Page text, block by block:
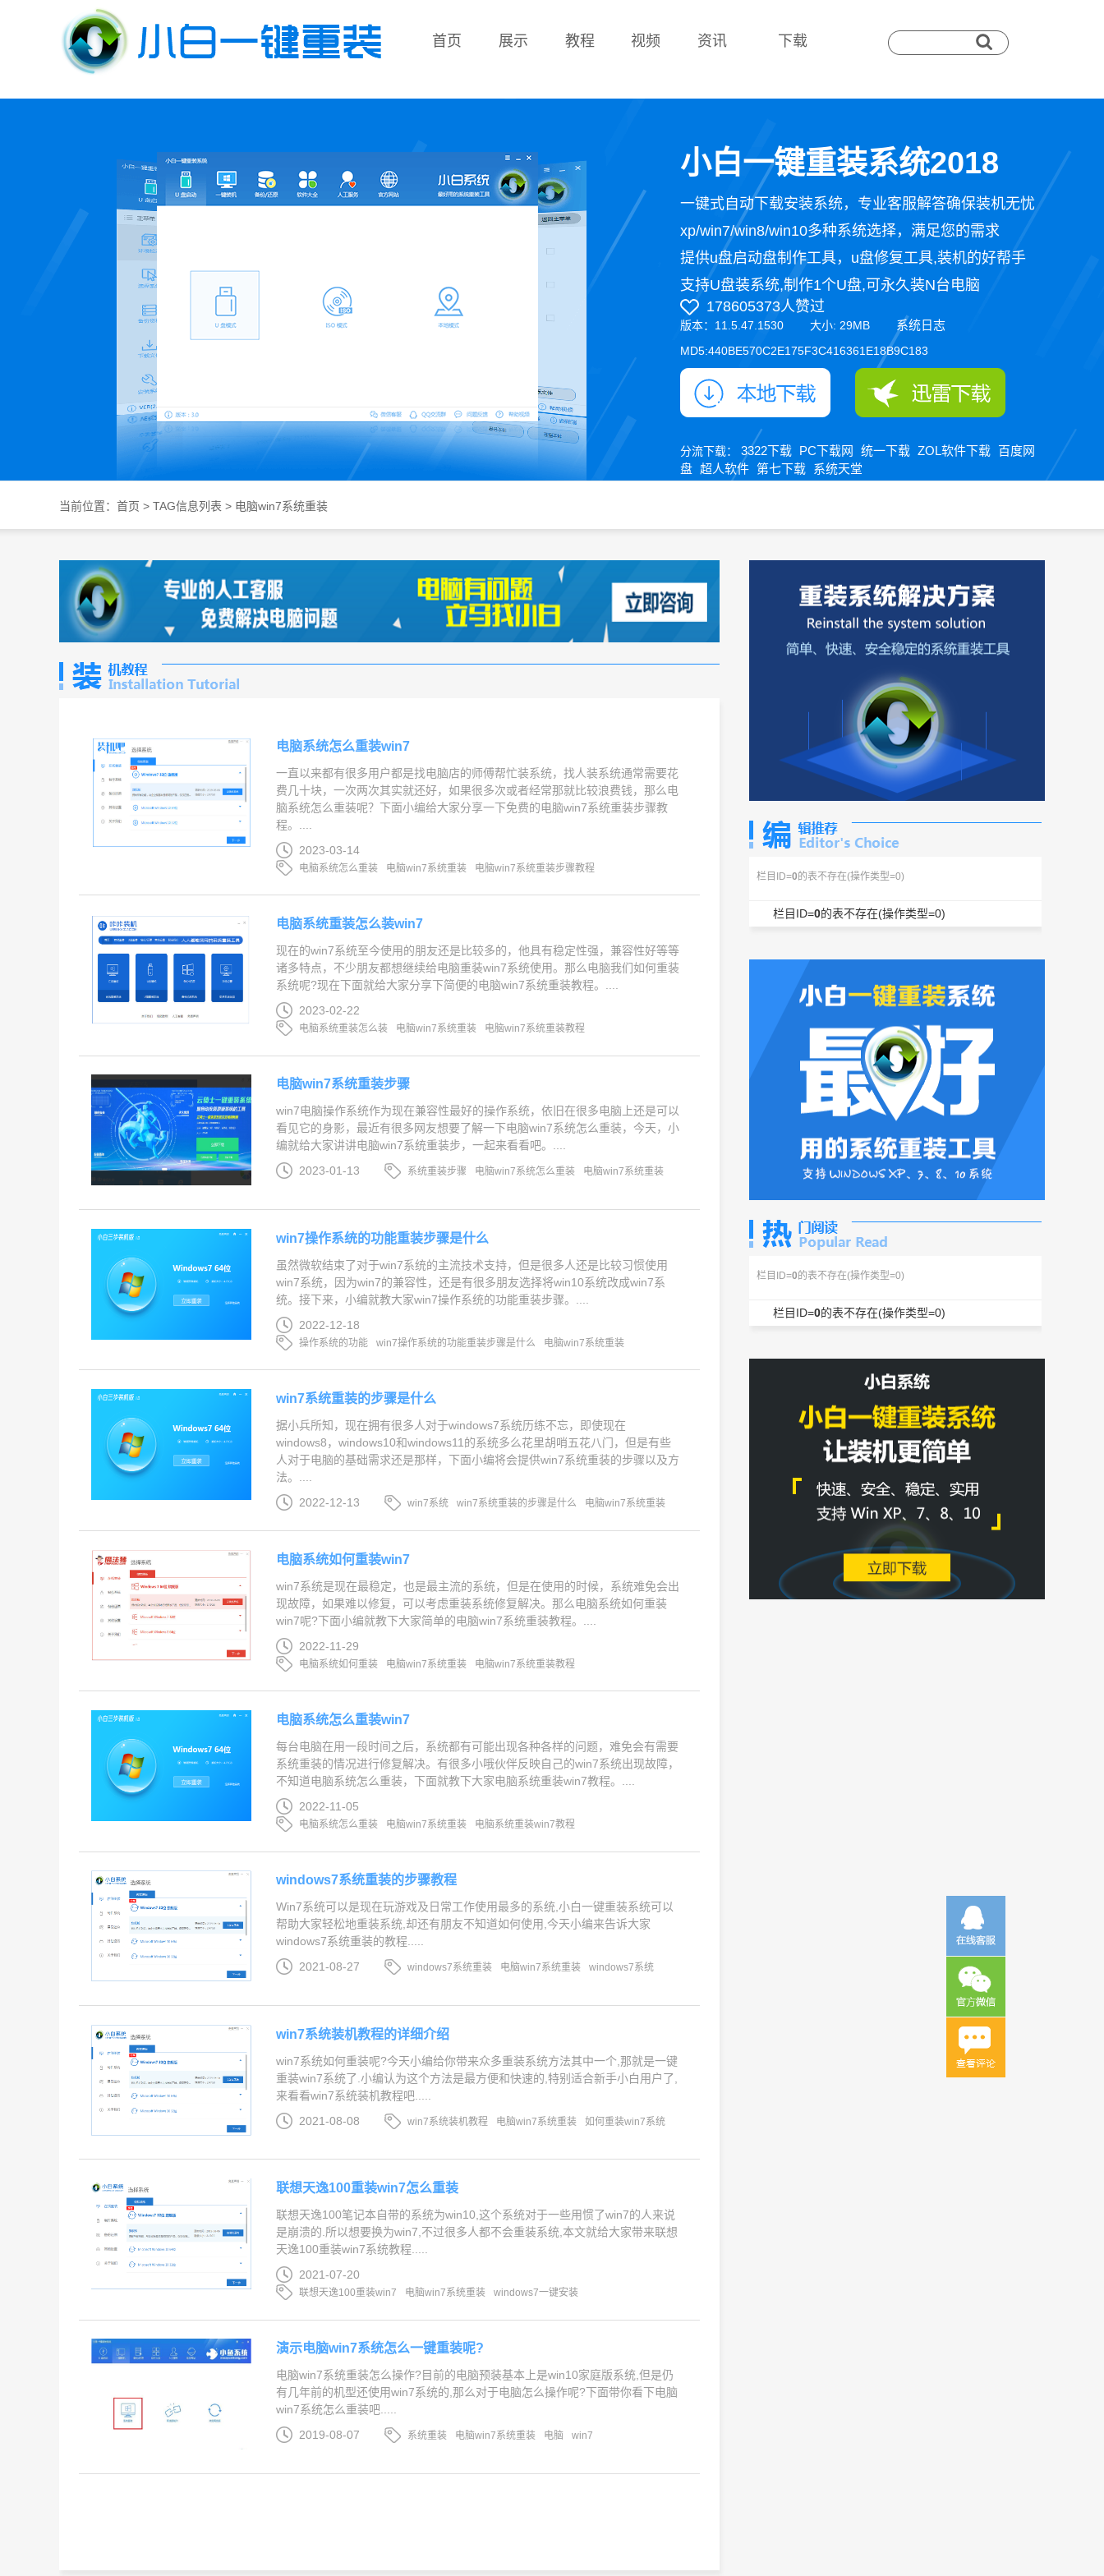
首页 展示 教程 视频 资讯 下载
小白一键重装系统2018
一键式自动下载安装系统，专业客服解答确保装机无忧
xp/win7/win8/win10多种系统选择，满足您的需求
提供u盘启动盘制作工具，u盘修复工具,装机的好帮手
支持U盘装系统,制作1个U盘,可永久装N台电脑
178605373人赞过
版本：11.5.47.1530 大小: 29MB 系统日志
MD5:440BE570C2E175F3C416361E18B9C183
分流下载： 3322下载 PC下载网 统一下载 ZOL软件下载 百度网
盘 超人软件 第七下载 系统天堂
当前位置： 首页 > TAG信息列表 > 电脑win7系统重装
电脑系统怎么重装win7
一直以来都有很多用户都是找电脑店的师傅帮忙装系统，找人装系统通常需要花
费几十块，一次两次其实就还好，如果很多次或者经常那就比较浪费钱，那么电
脑系统怎么重装呢？下面小编给大家分享一下免费的电脑win7系统重装步骤教
程。....
2023-03-14
电脑系统怎么重装 电脑win7系统重装 电脑win7系统重装步骤教程
电脑系统重装怎么装win7
现在的win7系统至今使用的朋友还是比较多的，他具有稳定性强，兼容性好等等
诸多特点，不少朋友都想继续给电脑重装win7系统使用。那么电脑我们如何重装
系统呢?现在下面就给大家分享下简便的电脑win7系统重装教程。....
2023-02-22
电脑系统重装怎么装 电脑win7系统重装 电脑win7系统重装教程
电脑win7系统重装步骤
win7电脑操作系统作为现在兼容性最好的操作系统，依旧在很多电脑上还是可以
看见它的身影，最近有很多网友想要了解一下电脑win7系统怎么重装，今天，小
编就给大家讲讲电脑win7系统重装步，一起来看看吧。....
2023-01-13
系统重装步骤 电脑win7系统怎么重装 电脑win7系统重装
win7操作系统的功能重装步骤是什么
虽然微软结束了对于win7系统的主流技术支持，但是很多人还是比较习惯使用
win7系统，因为win7的兼容性，还是有很多朋友选择将win10系统改成win7系
统。接下来，小编就教大家win7操作系统的功能重装步骤。....
2022-12-18
操作系统的功能 win7操作系统的功能重装步骤是什么 电脑win7系统重装
win7系统重装的步骤是什么
据小兵所知，现在拥有很多人对于windows7系统历练不忘，即使现在
windows8，windows10和windows11的系统多么花里胡哨五花八门，但是有些
人对于电脑的基础需求还是那样，下面小编将会提供win7系统重装的步骤以及方
法。....
2022-12-13
win7系统 win7系统重装的步骤是什么 电脑win7系统重装
电脑系统如何重装win7
win7系统是现在最稳定，也是最主流的系统，但是在使用的时候，系统难免会出
现故障，如果难以修复，可以考虑重装系统修复解决。那么电脑系统如何重装
win7呢?下面小编就教下大家简单的电脑win7系统重装教程。....
2022-11-29
电脑系统如何重装 电脑win7系统重装 电脑win7系统重装教程
电脑系统怎么重装win7
每台电脑在用一段时间之后，系统都有可能出现各种各样的问题，难免会有需要
系统重装的情况进行修复解决。有很多小哦伙伴反映自己的win7系统出现故障，
不知道电脑系统怎么重装，下面就教下大家电脑系统重装win7教程。....
2022-11-05
电脑系统怎么重装 电脑win7系统重装 电脑系统重装win7教程
windows7系统重装的步骤教程
Win7系统可以是现在玩游戏及日常工作使用最多的系统,小白一键重装系统可以
帮助大家轻松地重装系统,却还有朋友不知道如何使用,今天小编来告诉大家
windows7系统重装的教程.....
2021-08-27
windows7系统重装 电脑win7系统重装 windows7系统
win7系统装机教程的详细介绍
win7系统如何重装呢?今天小编给你带来众多重装系统方法其中一个,那就是一键
重装win7系统了.小编认为这个方法是最方便和快速的,特别适合新手小白用户了,
来看看win7系统装机教程吧.....
2021-08-08
win7系统装机教程 电脑win7系统重装 如何重装win7系统
联想天逸100重装win7怎么重装
联想天逸100笔记本自带的系统为win10,这个系统对于一些用惯了win7的人来说
是崩溃的.所以想要换为win7,不过很多人都不会重装系统,本文就给大家带来联想
天逸100重装win7系统教程.....
2021-07-20
联想天逸100重装win7 电脑win7系统重装 windows7一键安装
演示电脑win7系统怎么一键重装呢?
电脑win7系统重装怎么操作?目前的电脑预装基本上是win10家庭版系统,但是仍
有几年前的机型还使用win7系统的,那么对于电脑怎么操作呢?下面带你看下电脑
win7系统怎么重装吧.....
2019-08-07
系统重装 电脑win7系统重装 电脑 win7
栏目ID=0 的表不存在(操作类型=0)
栏目ID=0的表不存在(操作类型=0)
栏目ID=0 的表不存在(操作类型=0)
栏目ID=0的表不存在(操作类型=0)